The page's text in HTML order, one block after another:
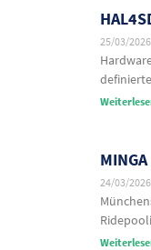
25/03/2026
MINGA
24/03/2026